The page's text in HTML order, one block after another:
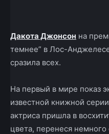
Дакота Джонсон на
темнее” в Лос-
сразила всех.
На первый в мире показ
известной книжной
актриса пришла в
цвета, перенеся немного